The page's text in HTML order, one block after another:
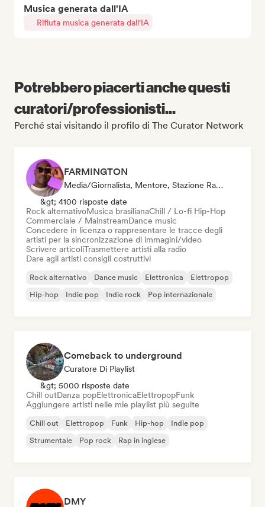
Musica generata dall'IA
Rifiuta musica generata dall'IA
Potrebbero piacerti anche questi
curatori/professionisti...
Perché stai visitando il profilo di The Curator Network
FARMINGTON
Media/Giornalista, Mentore, Stazione Radio, Sync Supervisor
&gt; 4100 risposte date
Rock alternativoMusica brasilianaChill / Lo-fi Hip-Hop
Commerciale / MainstreamDance music
Concedere in licenza o rappresentare le tracce degli
artisti per la sincronizzazione di immagini/video
Scrivere articoliTrasmettere artisti alla radio
Dare agli artisti consigli costruttivi
Rock alternativo Dance music Elettronica
Elettropop
Hip-hop
Indie pop Indie rock Pop internazionale
Comeback to underground
Curatore Di Playlist
&gt; 5000 risposte date
Chill outDanza popElettronicaElettropopFunk
Aggiungere artisti nelle mie playlist più seguite
Chill out Elettropop Funk Hip-hop
Indie pop
Strumentale
Pop rock Rap in inglese
DMY